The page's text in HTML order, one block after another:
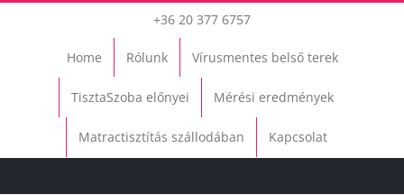
+36 20 377 6757
Home Rólunk Vírusmentes belső terek
TisztaSzoba előnyei Mérési eredmények
Matractisztítás szállodában Kapcsolat